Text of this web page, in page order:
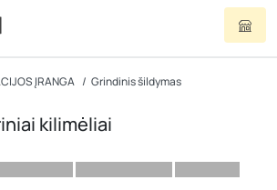
ĮRANGA Grindinis šildymas
kilimėliai